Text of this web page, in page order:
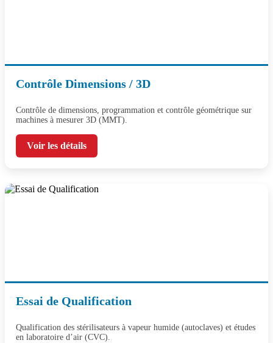
Contrôle Dimensions / 3D
Contrôle de dimensions, programmation et contrôle géométrique sur
machines à mesurer 3D (MMT).
Voir les détails
Essai de Qualification
Qualification des stérilisateurs à vapeur humide (autoclaves) et études
en laboratoire d’air (CVC).